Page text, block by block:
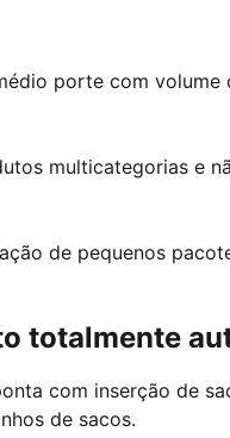
porte com
multicategorias e
de pequenos
totalmente
com inserção de
de sacos.